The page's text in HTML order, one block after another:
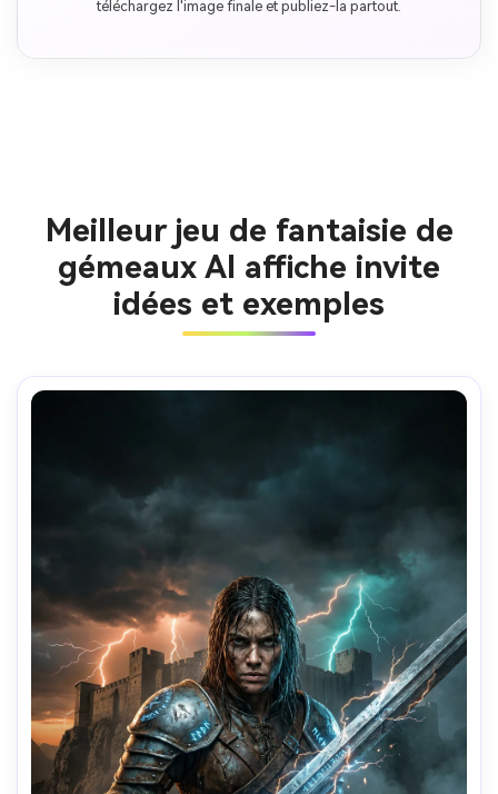
téléchargez l'image finale et publiez-la partout.
Meilleur jeu de fantaisie de
gémeaux AI affiche invite
idées et exemples